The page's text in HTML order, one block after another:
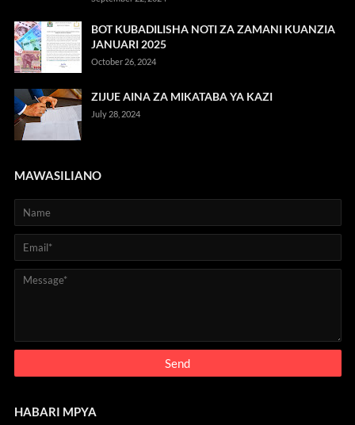
BOT KUBADILISHA NOTI ZA ZAMANI KUANZIA
JANUARI 2025
October 26, 2024
ZIJUE AINA ZA MIKATABA YA KAZI
July 28, 2024
MAWASILIANO
HABARI MPYA